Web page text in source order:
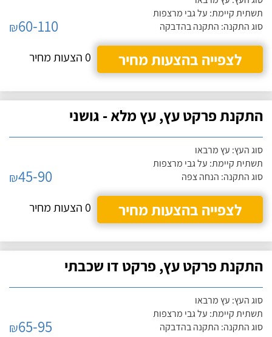
תשתית קיימת: על גבי מרצפות
סוג התקנה: התקנה בהדבקה
₪60-110
לצפייה בהצעות מחיר
0 הצעות מחיר
התקנת פרקט עץ, עץ מלא - גושני
סוג העץ: עץ מרבאו
תשתית קיימת: על גבי מרצפות
סוג התקנה: הנחה צפה
₪45-90
לצפייה בהצעות מחיר
0 הצעות מחיר
התקנת פרקט עץ, פרקט דו שכבתי
סוג העץ: עץ מרבאו
תשתית קיימת: על גבי מרצפות
סוג התקנה: התקנה בהדבקה
₪65-95